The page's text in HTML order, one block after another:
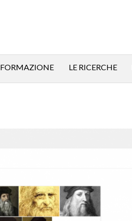
FORMAZIONE LE RICERCHE